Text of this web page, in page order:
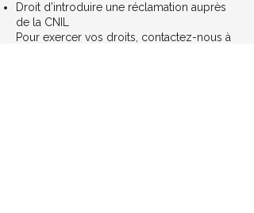
Droit d’introduire une réclamation auprès
de la CNIL
Pour exercer vos droits, contactez-nous à